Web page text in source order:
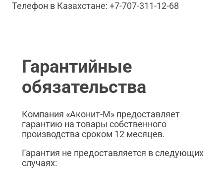
Телефон в Казахстане: +7-707-311-12-68
Гарантийные
обязательства
Компания «Аконит-М» предоставляет
гарантию на товары собственного
производства сроком 12 месяцев.
Гарантия не предоставляется в следующих
случаях: